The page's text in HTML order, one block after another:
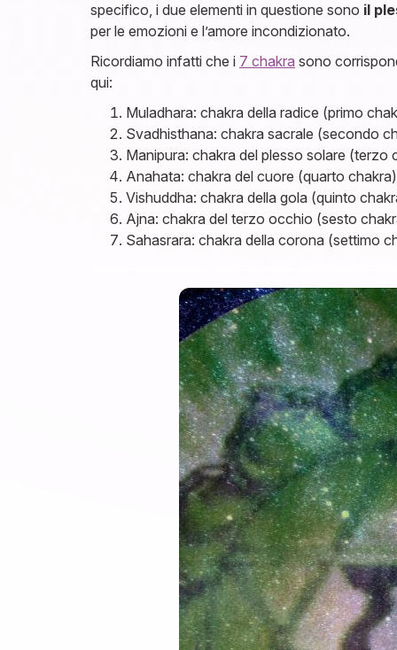
specifico, i due elementi in questione sono il
per le emozioni e l’amore incondizionato.
Ricordiamo infatti che i 7 chakra sono
qui:
Muladhara: chakra della radice (primo
Svadhisthana: chakra sacrale (secondo
Manipura: chakra del plesso solare (terzo
Anahata: chakra del cuore (quarto chakra)
Vishuddha: chakra della gola (quinto
Ajna: chakra del terzo occhio (sesto
Sahasrara: chakra della corona (settimo